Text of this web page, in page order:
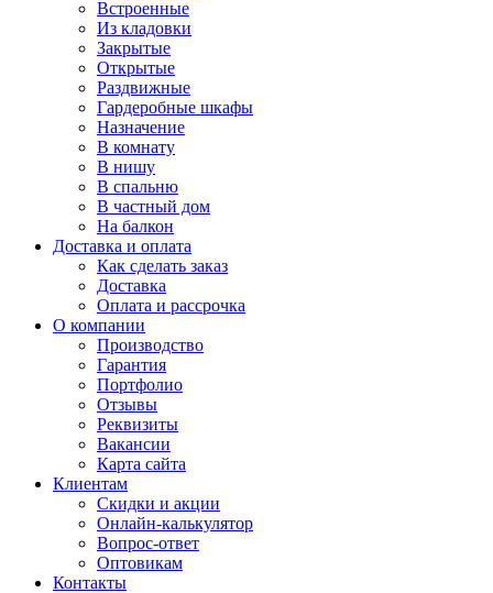
Встроенные
Из кладовки
Закрытые
Открытые
Раздвижные
Гардеробные шкафы
Назначение
В комнату
В нишу
В спальню
В частный дом
На балкон
Доставка и оплата
Как сделать заказ
Доставка
Оплата и рассрочка
О компании
Производство
Гарантия
Портфолио
Отзывы
Реквизиты
Вакансии
Карта сайта
Клиентам
Скидки и акции
Онлайн-калькулятор
Вопрос-ответ
Оптовикам
Контакты